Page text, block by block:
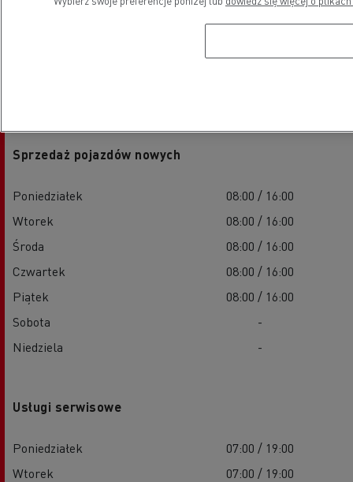
Sprzedaż pojazdów nowych
Poniedziałek
08:00 / 16:00
Wtorek
08:00 / 16:00
Środa
08:00 / 16:00
Czwartek
08:00 / 16:00
Piątek
08:00 / 16:00
Sobota
-
Niedziela
-
Usługi serwisowe
Poniedziałek
07:00 / 19:00
Wtorek
07:00 / 19:00